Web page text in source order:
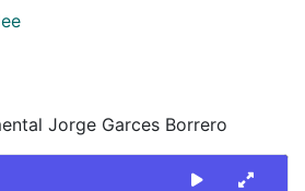
Jorge Garces Borrero